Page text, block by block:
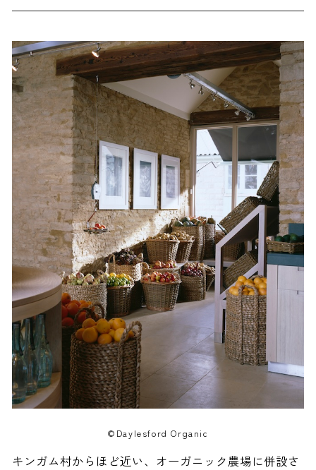
©Daylesford Organic
キンガム村からほど近い、オーガニック農場に併設さ